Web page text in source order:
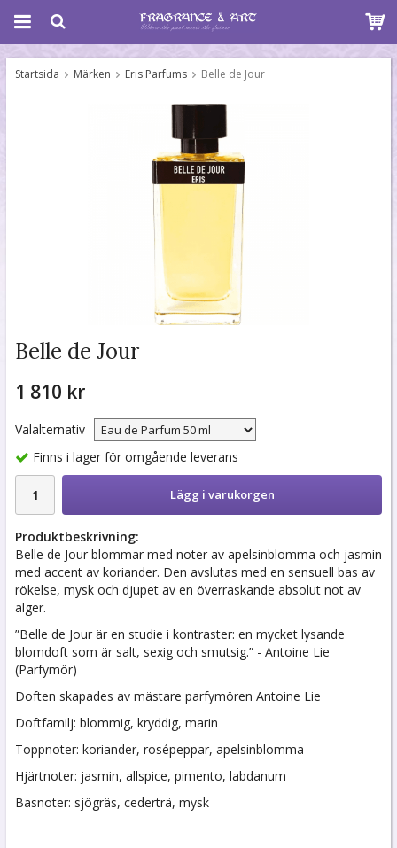
Startsida Märken Eris Parfums Belle de Jour
Belle de Jour
1 810 kr
Valalternativ
Finns i lager för omgående leverans
Lägg i varukorgen
Produktbeskrivning:
Belle de Jour blommar med noter av apelsinblomma och jasmin
med accent av koriander. Den avslutas med en sensuell bas av
rökelse, mysk och djupet av en överraskande absolut not av
alger.
”Belle de Jour är en studie i kontraster: en mycket lysande
blomdoft som är salt, sexig och smutsig.” - Antoine Lie
(Parfymör)
Doften skapades av mästare parfymören Antoine Lie
Doftfamilj: blommig, kryddig, marin
Toppnoter: koriander, rosépeppar, apelsinblomma
Hjärtnoter: jasmin, allspice, pimento, labdanum
Basnoter: sjögräs, cederträ, mysk